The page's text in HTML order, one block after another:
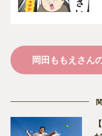
岡田ももえさん